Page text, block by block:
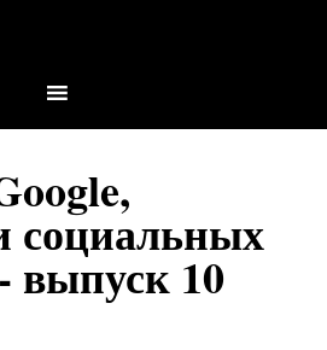
социальных
выпуск 10